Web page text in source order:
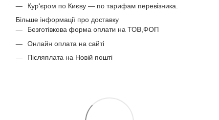
Кур'єром по Києву — по тарифам перевізника.
Більше інформації про доставку
Безготівкова форма оплати на ТОВ,ФОП
Онлайн оплата на сайті
Післяплата на Новій пошті